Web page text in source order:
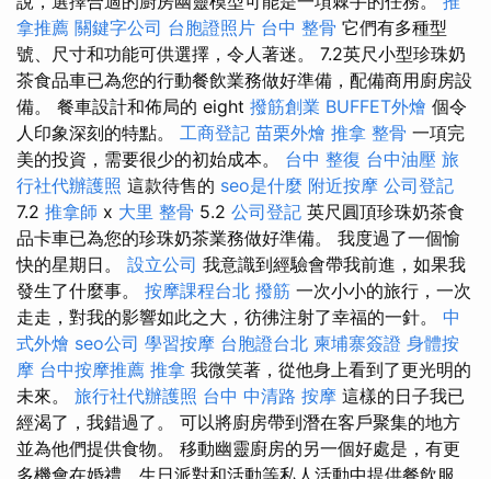
拿推薦 關鍵字公司 台胞證照片 台中 整骨 它們有多種型
號、尺寸和功能可供選擇，令人著迷。 7.2英尺小型珍珠奶
茶食品車已為您的行動餐飲業務做好準備，配備商用廚房設
備。 餐車設計和佈局的 eight 撥筋創業 BUFFET外燴 個令
人印象深刻的特點。 工商登記 苗栗外燴 推拿 整骨 一項完
美的投資，需要很少的初始成本。 台中 整復 台中油壓 旅
行社代辦護照 這款待售的 seo是什麼 附近按摩 公司登記
7.2 推拿師 x 大里 整骨 5.2 公司登記 英尺圓頂珍珠奶茶食
品卡車已為您的珍珠奶茶業務做好準備。 我度過了一個愉
快的星期日。 設立公司 我意識到經驗會帶我前進，如果我
發生了什麼事。 按摩課程台北 撥筋 一次小小的旅行，一次
走走，對我的影響如此之大，彷彿注射了幸福的一針。 中
式外燴 seo公司 學習按摩 台胞證台北 柬埔寨簽證 身體按
摩 台中按摩推薦 推拿 我微笑著，從他身上看到了更光明的
未來。 旅行社代辦護照 台中 中清路 按摩 這樣的日子我已
經渴了，我錯過了。 可以將廚房帶到潛在客戶聚集的地方
並為他們提供食物。 移動幽靈廚房的另一個好處是，有更
多機會在婚禮、生日派對和活動等私人活動中提供餐飲服